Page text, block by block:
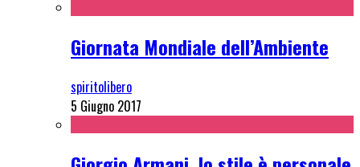
Giornata Mondiale dell’Ambiente
spiritolibero
5 Giugno 2017